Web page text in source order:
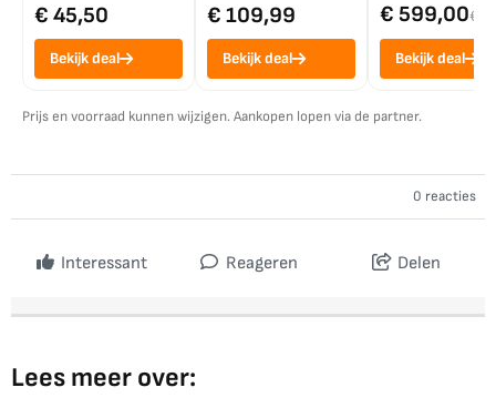
€ 45,50
Bekijk deal
€ 109,99
Bekijk deal
€ 599,00€
Bekijk deal
Prijs en voorraad kunnen wijzigen. Aankopen lopen via de partner.
0 reacties
Interessant Reageren Delen
Lees meer over: